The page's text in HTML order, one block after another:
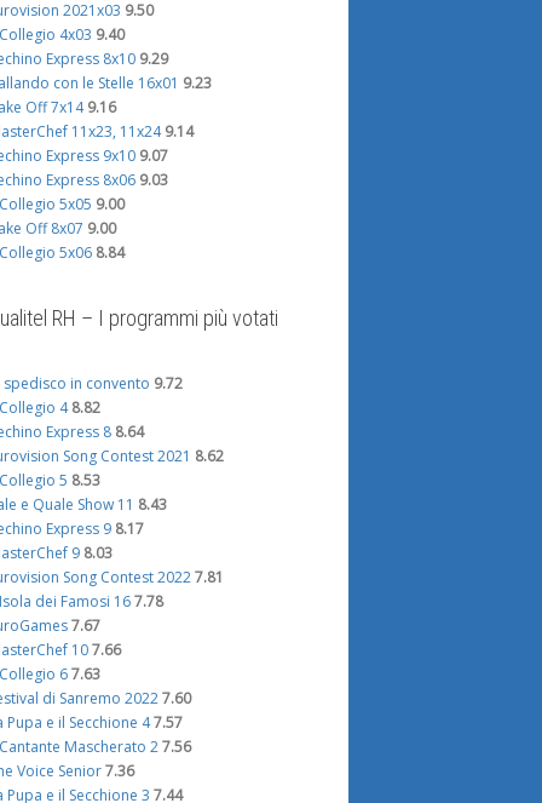
2021x03 9.50
4x03 9.40
Express 8x10 9.29
con le Stelle 16x01 9.23
Off 7x14 9.16
11x23, 11x24 9.14
Express 9x10 9.07
Express 8x06 9.03
5x05 9.00
Off 8x07 9.00
5x06 8.84
RH – I programmi più votati
spedisco in convento 9.72
4 8.82
Express 8 8.64
Song Contest 2021 8.62
5 8.53
e Quale Show 11 8.43
Express 9 8.17
9 8.03
Song Contest 2022 7.81
dei Famosi 16 7.78
7.67
10 7.66
6 7.63
di Sanremo 2022 7.60
Pupa e il Secchione 47.57
Mascherato 2 7.56
Voice Senior 7.36
Pupa e il Secchione 3 7.44